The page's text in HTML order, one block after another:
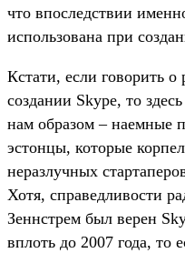
что впоследствии
использована при
Кстати, если говорить
создании Skype, то
нам образом – наемные
эстонцы, которые
неразлучных
Хотя, справедливости
Зеннстрем был верен
вплоть до 2007 года, то